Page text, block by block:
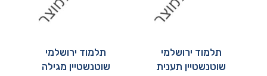
תלמוד ירושלמי
שוטנשטיין תענית
תלמוד ירושלמי
שוטנשטיין מגילה